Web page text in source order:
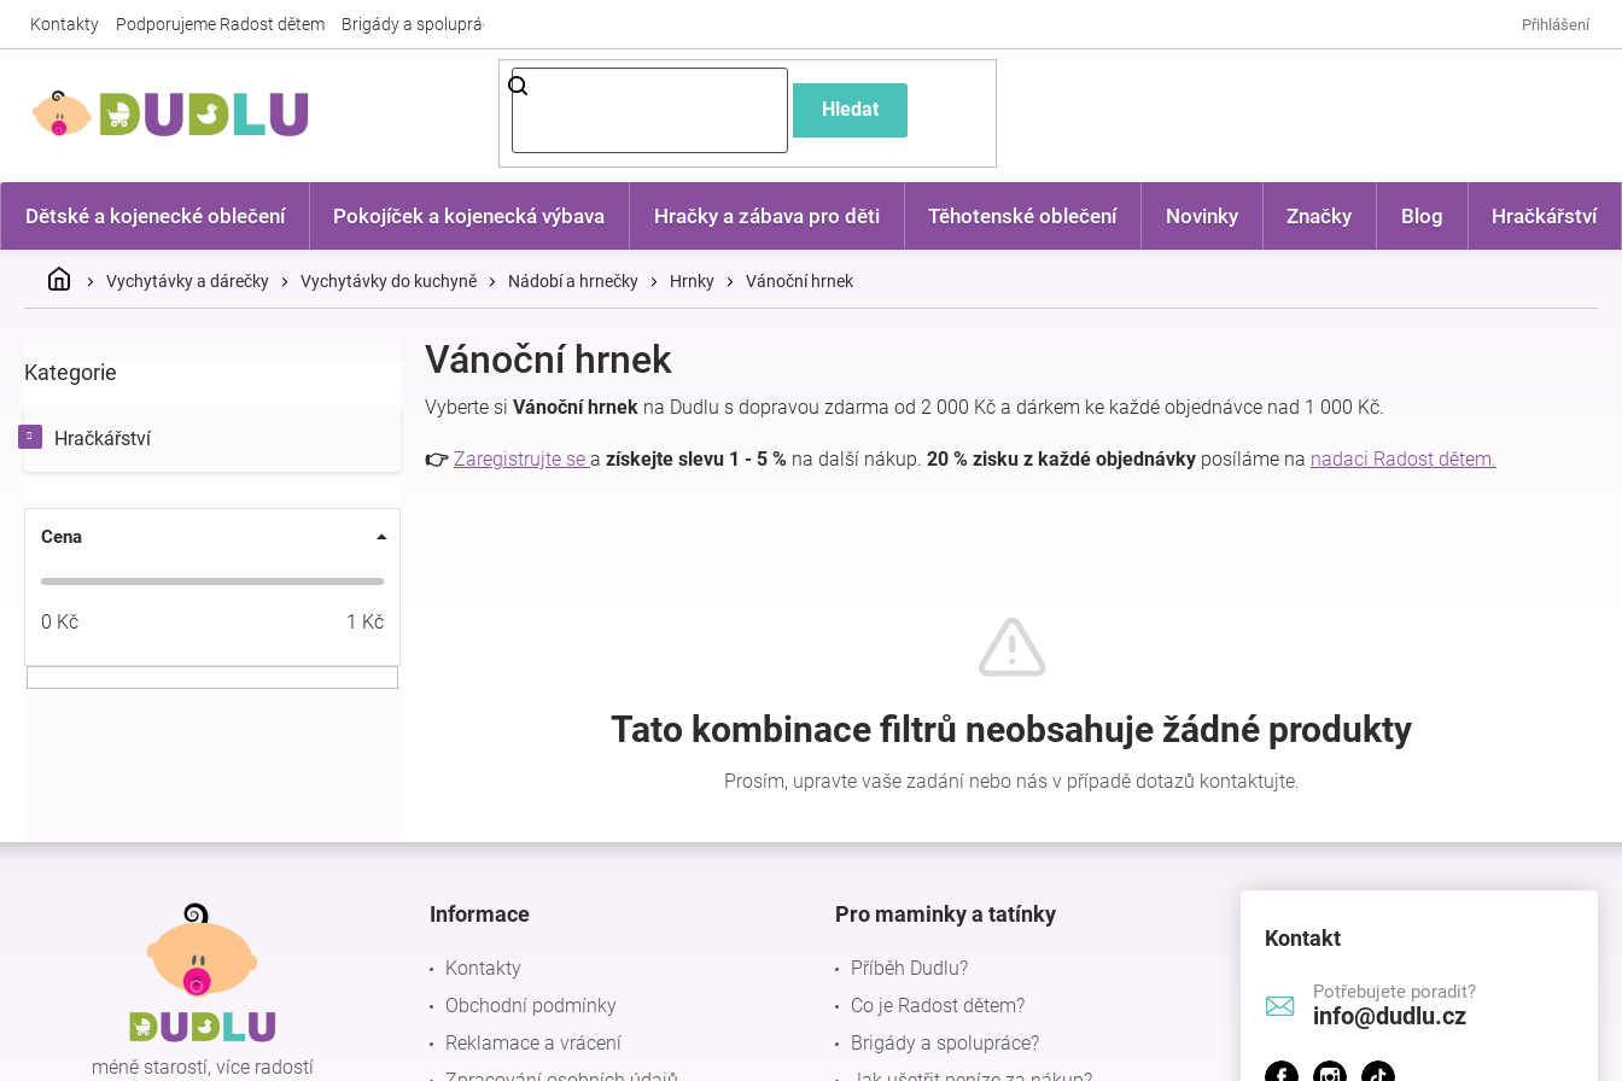
Kontakty Podporujeme Radost dětem Brigády a spolupráce Přihlášení
Hledat
Dětské a kojenecké oblečení Pokojíček a kojenecká výbava Hračky a zábava pro děti Těhotenské oblečení Novinky Značky Blog Hračkářství
DomůVychytávky a dárečky Vychytávky do kuchyně Nádobí a hrnečky Hrnky Vánoční hrnek
o
t
r
n
e
l
Přeskočit
Kategorie
Hračkářství
Cena
0 Kč 1 Kč
Vánoční hrnek
Vyberte si Vánoční hrnek na Dudlu s dopravou zdarma od 2 000 Kč a dárkem ke každé objednávce nad 1 000 Kč.
👉 Zaregistrujte se a získejte slevu 1 - 5 % na další nákup. 20 % zisku z každé objednávky posíláme na nadaci Radost dětem.
Z
méně starostí, více radostí
Informace
Kontakty
Obchodní podmínky
Reklamace a vrácení
Pro maminky a tatínky
Příběh Dudlu?
Co je Radost dětem?
Brigády a spolupráce?
Kontakt
Potřebujete poradit?
info@dudlu.cz